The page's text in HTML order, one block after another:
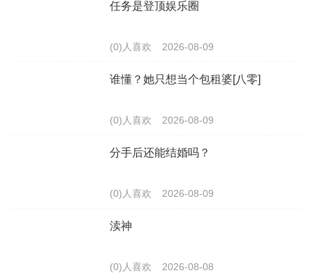
任务是登顶娱乐圈
(0)人喜欢 2026-08-09
谁懂？她只想当个包租婆[八零]
(0)人喜欢 2026-08-09
分手后还能结婚吗？
(0)人喜欢 2026-08-09
渎神
(0)人喜欢 2026-08-08